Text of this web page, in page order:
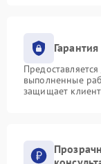
выполненные
защищает